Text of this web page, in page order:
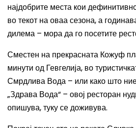
најдобрите места кои
во текот на оваа сезона, а
дилема – мора да го посетите
Сместен на прекрасната Кожуф
минути од Гевгелија, во
Смрдлива Вода – или како што
„Здрава Вода“ – овој ресторан
опишува, туку се доживува.